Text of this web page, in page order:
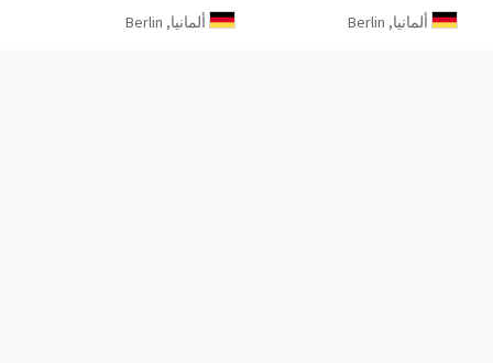
ألمانيا, Berlin
ألمانيا, Berlin